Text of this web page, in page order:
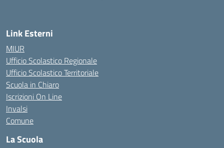
Link Esterni
MIUR
Ufficio Scolastico Regionale
Ufficio Scolastico Territoriale
Scuola in Chiaro
Iscrizioni On Line
Invalsi
Comune
La Scuola